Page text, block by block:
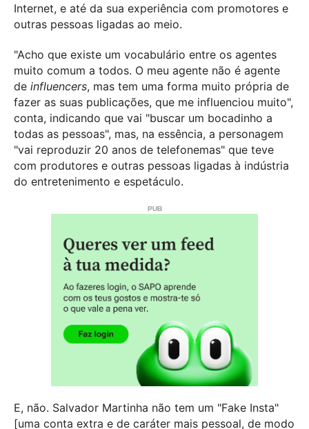
Internet, e até da sua experiência com promotores e
outras pessoas ligadas ao meio.
"Acho que existe um vocabulário entre os agentes
muito comum a todos. O meu agente não é agente
de influencers, mas tem uma forma muito própria de
fazer as suas publicações, que me influenciou muito",
conta, indicando que vai "buscar um bocadinho a
todas as pessoas", mas, na essência, a personagem
"vai reproduzir 20 anos de telefonemas" que teve
com produtores e outras pessoas ligadas à indústria
do entretenimento e espetáculo.
E, não. Salvador Martinha não tem um "Fake Insta"
[uma conta extra e de caráter mais pessoal, de modo